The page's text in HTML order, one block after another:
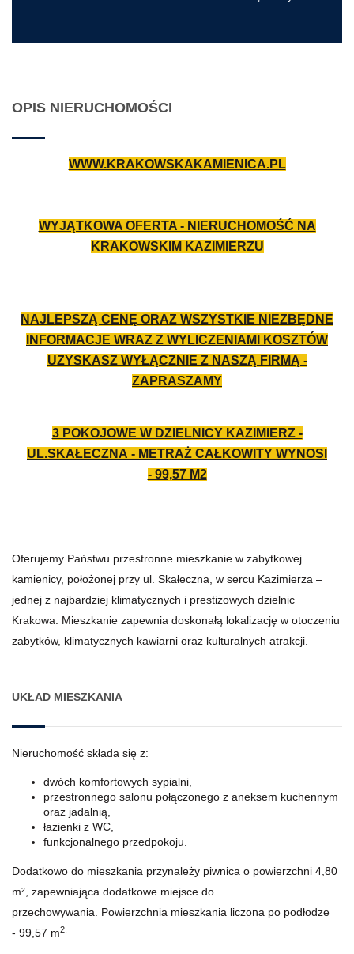
OPIS NIERUCHOMOŚCI
WWW.KRAKOWSKAKAMIENICA.PL
WYJĄTKOWA OFERTA - NIERUCHOMOŚĆ NA
KRAKOWSKIM KAZIMIERZU
NAJLEPSZĄ CENĘ ORAZ WSZYSTKIE NIEZBĘDNE
INFORMACJE WRAZ Z WYLICZENIAMI KOSZTÓW
UZYSKASZ WYŁĄCZNIE Z NASZĄ FIRMĄ -
ZAPRASZAMY
3 POKOJOWE W DZIELNICY KAZIMIERZ -
UL.SKAŁECZNA - METRAŻ CAŁKOWITY WYNOSI
- 99,57 M2
Oferujemy Państwu przestronne mieszkanie w zabytkowej
kamienicy, położonej przy ul. Skałeczna, w sercu Kazimierza –
jednej z najbardziej klimatycznych i prestiżowych dzielnic
Krakowa. Mieszkanie zapewnia doskonałą lokalizację w otoczeniu
zabytków, klimatycznych kawiarni oraz kulturalnych atrakcji.
UKŁAD MIESZKANIA
Nieruchomość składa się z:
dwóch komfortowych sypialni,
przestronnego salonu połączonego z aneksem kuchennym
oraz jadalnią,
łazienki z WC,
funkcjonalnego przedpokoju.
Dodatkowo do mieszkania przynależy piwnica o powierzchni 4,80
m², zapewniająca dodatkowe miejsce do
przechowywania. Powierzchnia mieszkania liczona po podłodze
- 99,57 m2.